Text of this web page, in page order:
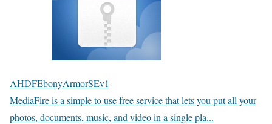
AHDFEbonyArmorSEv1
MediaFire is a simple to use free service that lets you put all your
photos, documents, music, and video in a single pla...